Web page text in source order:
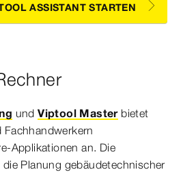
ASSISTANT STARTEN
undViptool Masterbietet
Fachhandwerkern
Applikationen an. Die
Planung gebäudetechnischer